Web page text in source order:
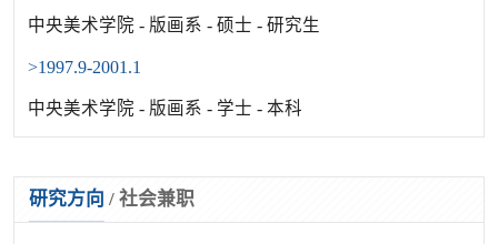
中央美术学院 - 版画系 - 硕士 - 研究生
>1997.9-2001.1
中央美术学院 - 版画系 - 学士 - 本科
研究方向 / 社会兼职